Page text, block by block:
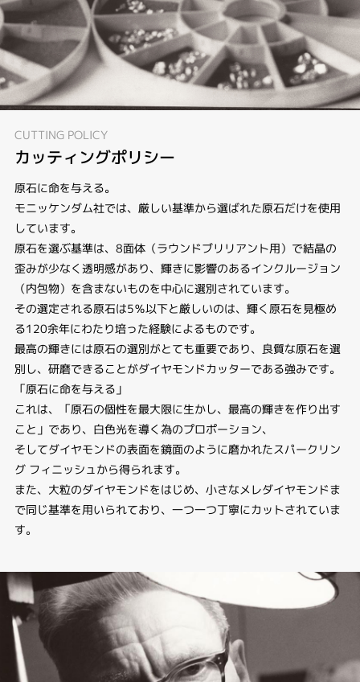
CUTTING POLICY
カッティングポリシー
原石に命を与える。
モニッケンダム社では、厳しい基準から選ばれた原石だけを使用
しています。
原石を選ぶ基準は、8面体（ラウンドブリリアント用）で結晶の
歪みが少なく透明感があり、輝きに影響のあるインクルージョン
（内包物）を含まないものを中心に選別されています。
その選定される原石は5％以下と厳しいのは、輝く原石を見極め
る120余年にわたり培った経験によるものです。
最高の輝きには原石の選別がとても重要であり、良質な原石を選
別し、研磨できることがダイヤモンドカッターである強みです。
「原石に命を与える」
これは、「原石の個性を最大限に生かし、最高の輝きを作り出す
こと」であり、白色光を導く為のプロポーション、
そしてダイヤモンドの表面を鏡面のように磨かれたスパークリン
グ フィニッシュから得られます。
また、大粒のダイヤモンドをはじめ、小さなメレダイヤモンドま
で同じ基準を用いられており、一つ一つ丁寧にカットされていま
す。